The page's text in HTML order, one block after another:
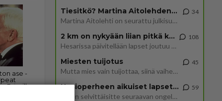
Tiesitkö? Martina Aitolehden isäpuoli on tämä suosittu laulaja
Martina Aitolehti on seurattu julkisuuden henkilö. Lähipiiriin mahtuu muitakin tunnettuja henkilöitä. Tiesitkö, että Ma
34
2 km on nykyään liian pitkä koulumatka
Hesarissa päivitellään lapset joutuu nyt kulkemaan 2 km kouluun jösses. Ruostefillarilla tuo matka menee vaikka miten äk
108
Miesten tuijotus
Mutta mies vain tuijottaa, siinä vaiheessa käännän itse pään pois. Mikä juttu? Yleensä jos joku tuijottaa tai katsoo, hä
45
Uusioperheen aikuiset lapset tyhjentää jääkaapin käydessään
Miten selvittäisitte seuraavan ongelman, meillä on uusioperhe, minulla teini-ikäiset lapset ja puolisolla aikuiset, jotk
59